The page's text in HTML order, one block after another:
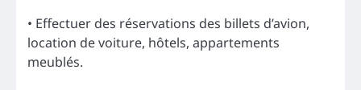
• Effectuer des réservations des billets d’avion,
location de voiture, hôtels, appartements
meublés.